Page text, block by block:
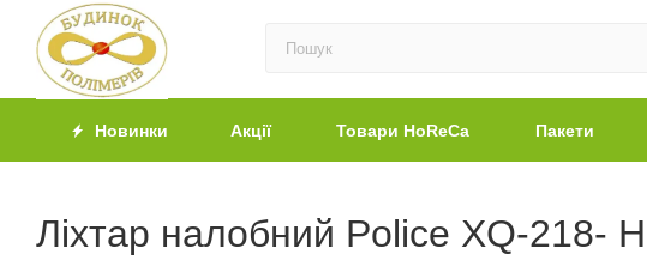
Новинки Акції Товари HoReCa Пакети
Ліхтар налобний Police XQ-218-